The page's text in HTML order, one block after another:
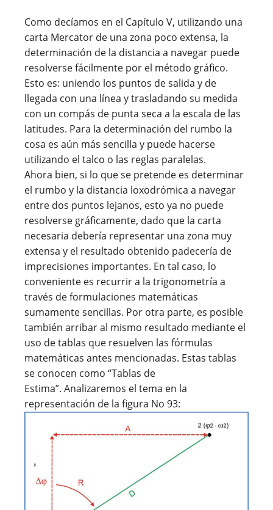
Como decíamos en el Capítulo V, utilizando una
carta Mercator de una zona poco extensa, la
determinación de la distancia a navegar puede
resolverse fácilmente por el método gráfico.
Esto es: uniendo los puntos de salida y de
llegada con una línea y trasladando su medida
con un compás de punta seca a la escala de las
latitudes. Para la determinación del rumbo la
cosa es aún más sencilla y puede hacerse
utilizando el talco o las reglas paralelas.
Ahora bien, si lo que se pretende es determinar
el rumbo y la distancia loxodrómica a navegar
entre dos puntos lejanos, esto ya no puede
resolverse gráficamente, dado que la carta
necesaria debería representar una zona muy
extensa y el resultado obtenido padecería de
imprecisiones importantes. En tal caso, lo
conveniente es recurrir a la trigonometría a
través de formulaciones matemáticas
sumamente sencillas. Por otra parte, es posible
también arribar al mismo resultado mediante el
uso de tablas que resuelven las fórmulas
matemáticas antes mencionadas. Estas tablas
se conocen como “Tablas de
Estima”. Analizaremos el tema en la
representación de la figura No 93: